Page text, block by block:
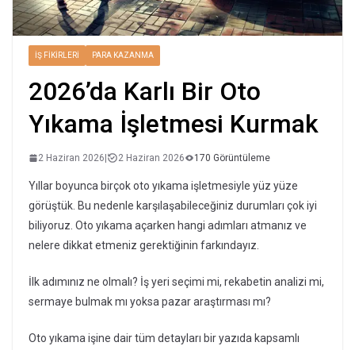
İŞ FIKIRLERI PARA KAZANMA
2026’da Karlı Bir Oto
Yıkama İşletmesi Kurmak
2 Haziran 2026 2 Haziran 2026 170 Görüntüleme
Yıllar boyunca birçok oto yıkama işletmesiyle yüz yüze
görüştük. Bu nedenle karşılaşabileceğiniz durumları çok iyi
biliyoruz. Oto yıkama açarken hangi adımları atmanız ve
nelere dikkat etmeniz gerektiğinin farkındayız.
İlk adımınız ne olmalı? İş yeri seçimi mi, rekabetin analizi mi,
sermaye bulmak mı yoksa pazar araştırması mı?
Oto yıkama işine dair tüm detayları bir yazıda kapsamlı